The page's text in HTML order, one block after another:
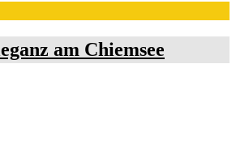
am Chiemsee